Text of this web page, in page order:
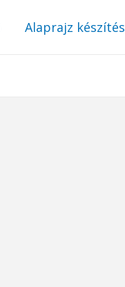
Alaprajz készítés